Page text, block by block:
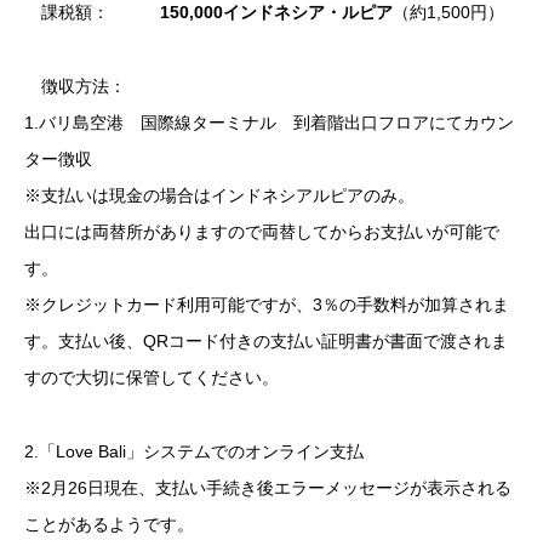
課税額： 150,000インドネシア・ルピア （約1,500円）
徴収方法：
1.バリ島空港 国際線ターミナル 到着階出口フロアにてカウン
ター徴収
※支払いは現金の場合はインドネシアルピアのみ。
出口には両替所がありますので両替してからお支払いが可能で
す。
※クレジットカード利用可能ですが、3％の手数料が加算されま
す。支払い後、QRコード付きの支払い証明書が書面で渡されま
すので大切に保管してください。
2.「Love Bali」システムでのオンライン支払
※2月26日現在、支払い手続き後エラーメッセージが表示される
ことがあるようです。